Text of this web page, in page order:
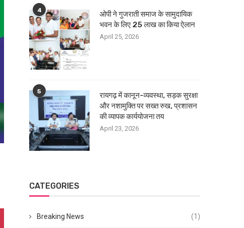
4
ओपी ने गुजराती समाज के सामुदायिक
भवन के लिए 25 लाख का किया ऐलान
April 25, 2026
5
रायगढ़ में कानून-व्यवस्था, सड़क सुरक्षा
और नशामुक्ति पर सख्त रुख, प्रशासन
की व्यापक कार्ययोजना तय
April 23, 2026
CATEGORIES
Breaking News (1)